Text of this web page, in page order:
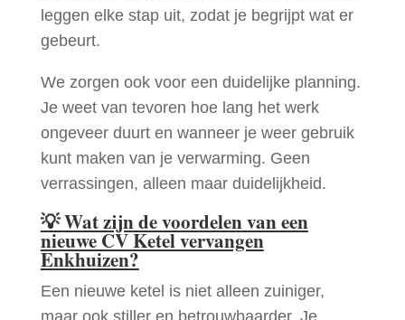
leggen elke stap uit, zodat je begrijpt wat er
gebeurt.
We zorgen ook voor een duidelijke planning.
Je weet van tevoren hoe lang het werk
ongeveer duurt en wanneer je weer gebruik
kunt maken van je verwarming. Geen
verrassingen, alleen maar duidelijkheid.
💡Wat zijn de voordelen van een
nieuwe CV Ketel vervangen
Enkhuizen?
Een nieuwe ketel is niet alleen zuiniger,
maar ook stiller en betrouwbaarder. Je